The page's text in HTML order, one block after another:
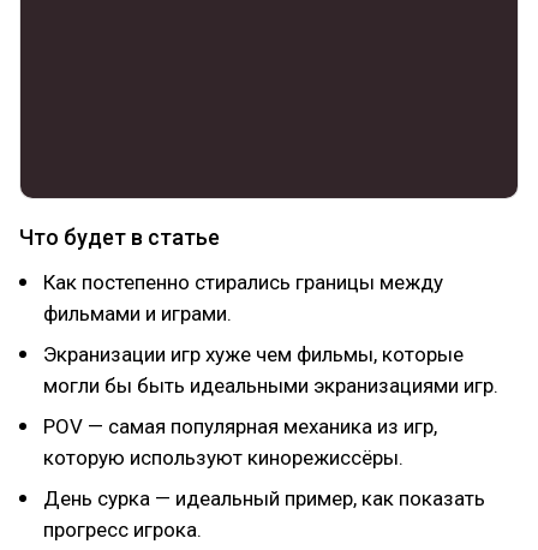
Что будет в статье
Как постепенно стирались границы между
фильмами и играми.
Экранизации игр хуже чем фильмы, которые
могли бы быть идеальными экранизациями игр.
POV — самая популярная механика из игр,
которую используют кинорежиссёры.
День сурка — идеальный пример, как показать
прогресс игрока.